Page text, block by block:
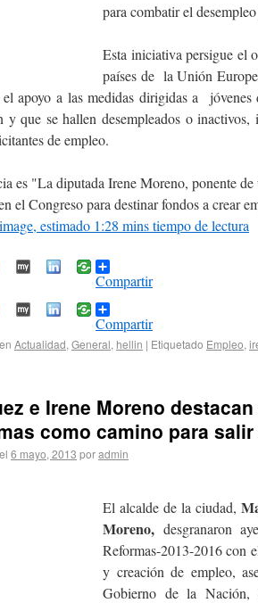
para combatir el
Esta iniciativa persigue el
países de la Unión
el apoyo a las medidas dirigidas a
y que se hallen desempleados o
de empleo.
es La diputada Irene Moreno, ponente
el Congreso para destinar fondos a crear
estimado 1:28 mins tiempo de lectura
Compartir
Compartir
Actualidad, General, hellin | Etiquetado Empleo,
e Irene Moreno
como camino para
6 mayo, 2013 poradmin
El alcalde de la ciudad,
Moreno, desgranaron
Reformas-2013-2016 con
y creación de empleo,
Gobierno de la Nación,